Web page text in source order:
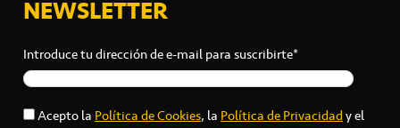
NEWSLETTER
Introduce tu dirección de e-mail para suscribirte*
Acepto laPolítica de Cookies, laPolítica de Privacidady el